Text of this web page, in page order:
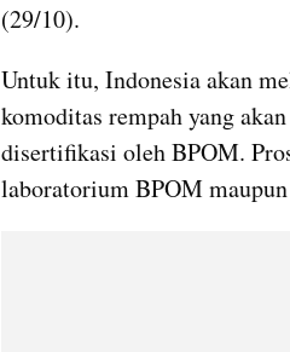
(29/10).
Untuk itu, Indonesia akan
komoditas rempah yang
disertifikasi oleh BPOM.
laboratorium BPOM